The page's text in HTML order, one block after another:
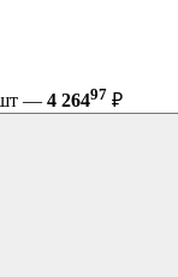
шт — 4 26497 ₽